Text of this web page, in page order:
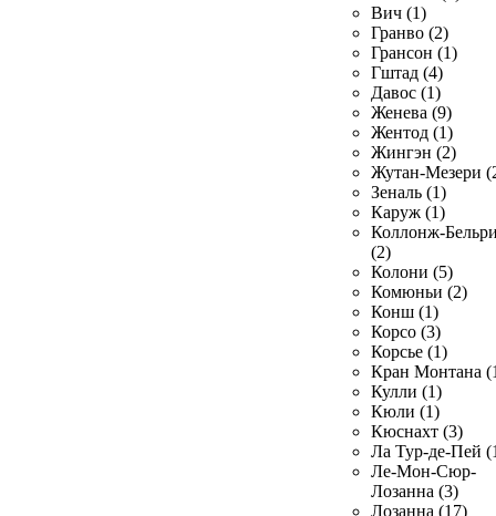
Вич (1)
Гранво (2)
Грансон (1)
Гштад (4)
Давос (1)
Женева (9)
Жентод (1)
Жингэн (2)
Жутан-Мезери
Зеналь (1)
Каруж (1)
Коллонж-
(2)
Колони (5)
Комюньи (2)
Конш (1)
Корсо (3)
Корсье (1)
Кран Монтана
Кулли (1)
Кюли (1)
Кюснахт (3)
Ла Тур-де-Пей
Ле-Мон-Сюр-
Лозанна (3)
Лозанна (17)